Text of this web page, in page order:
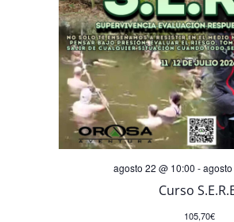
Curso
agosto 22 @ 10:00 -
105,70€